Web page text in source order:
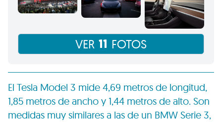
VER 11 FOTOS
El Tesla Model 3 mide 4,69 metros de longitud,
1,85 metros de ancho y 1,44 metros de alto. Son
medidas muy similares a las de un BMW Serie 3,